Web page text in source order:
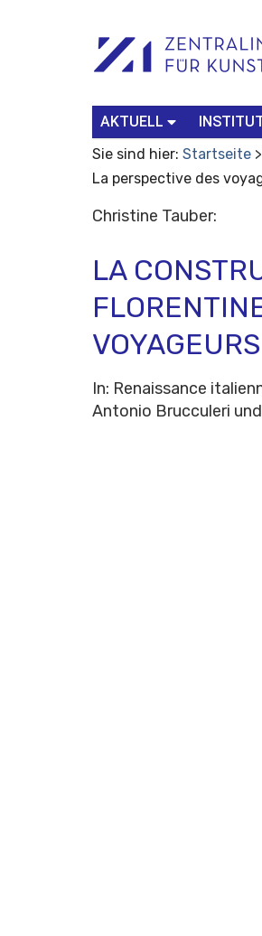
Werkzeuge
Search…
AKTUELL
Sie sind hier: Startseite
La perspective des
Christine Tauber:
LA
In: Renaissance
Antonio Brucculeri